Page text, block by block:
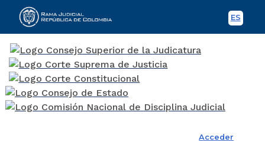
ES
Rama Judicial
Acceder